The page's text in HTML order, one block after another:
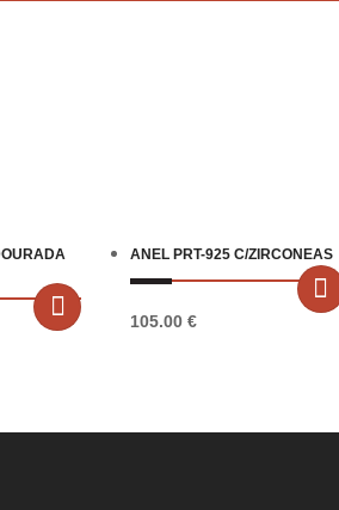
ANEL PRT-925 C/ZIRCONEAS
105.00 €